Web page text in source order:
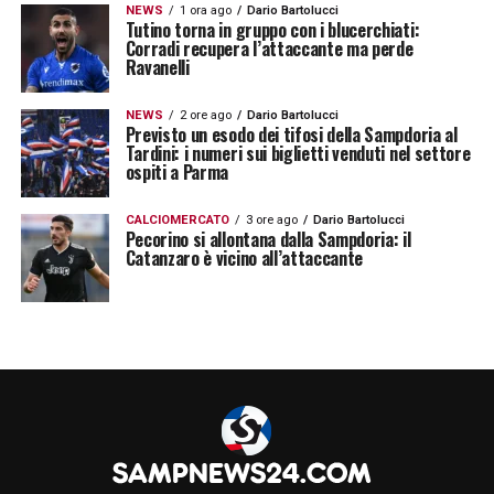
l’esecuzione ha senz’altro avuto il suo peso.
Senz’altro, si tratta di un record difficile da
battere.
Il debutto più deludente di sempre
Quando Jonathan Woodgate ha lasciato il
freddo del Newcastle United per essere
ingaggiato nel Real Madrid, non aveva idea
che la sua avventura fosse appena all’inizio.
Tutte le grandi aspettative si sono tramutate
ben presto in disinteresse per i tifosi del
NEWS 1 ora ago Dario Bartolucci
Tutino torna in gruppo con i blucerchiati:
Corradi recupera l’attaccante ma perde
Ravanelli
NEWS 2 ore ago Dario Bartolucci
Previsto un esodo dei tifosi della Sampdoria al
Tardini: i numeri sui biglietti venduti nel settore
ospiti a Parma
CALCIOMERCATO 3 ore ago Dario Bartolucci
Pecorino si allontana dalla Sampdoria: il
Catanzaro è vicino all’attaccante